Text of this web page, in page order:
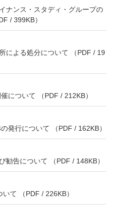
ナンス・スタディ・グループの
/ 399KB）
による処分について （PDF / 19
について （PDF / 212KB）
発行について （PDF / 162KB）
勧告について （PDF / 148KB）
て （PDF / 226KB）